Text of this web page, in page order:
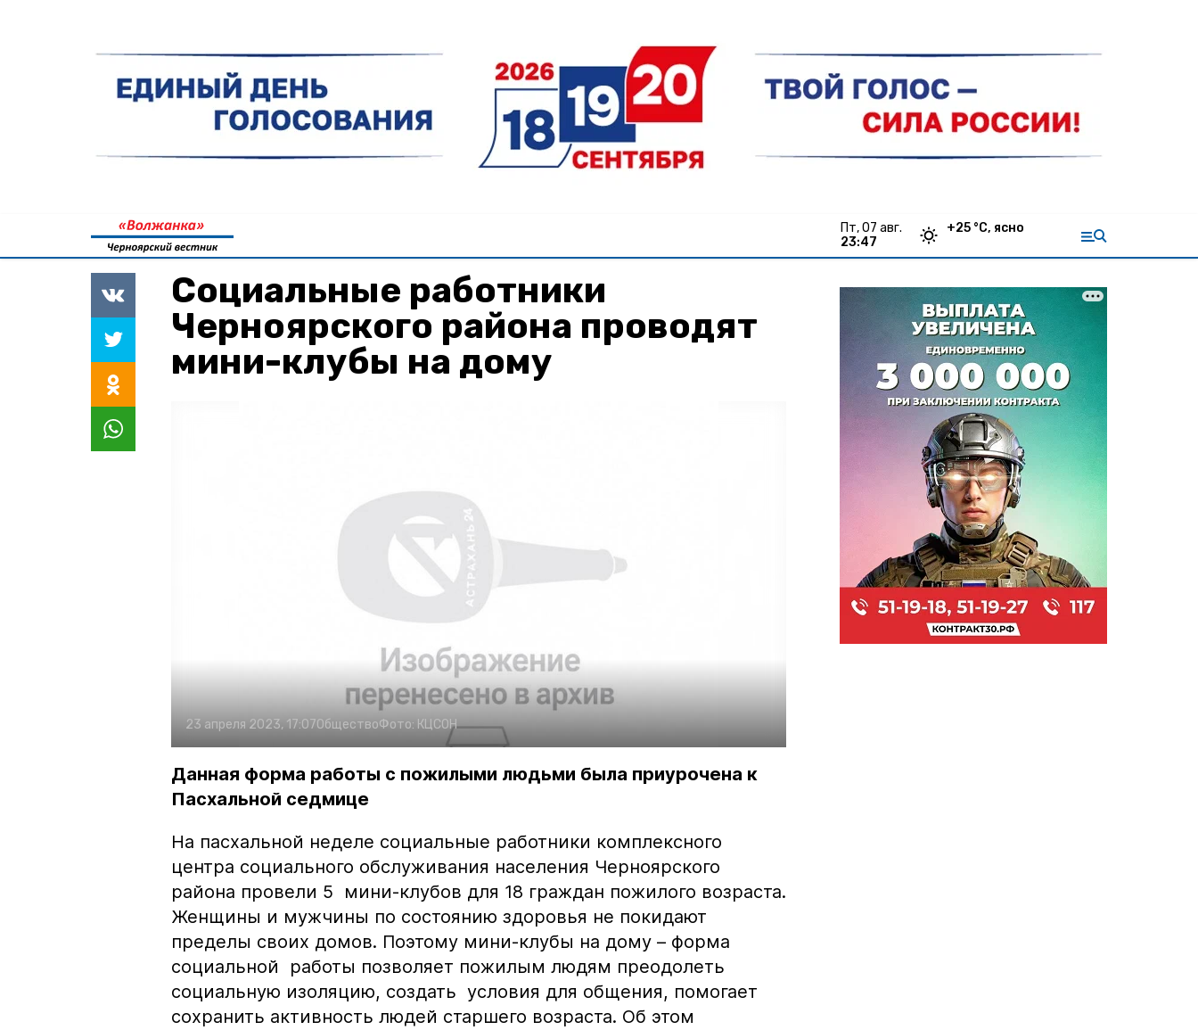
пт, 07 авг.
23:47
+25 °С, ясно
Социальные работники
Черноярского района проводят
мини-клубы на дому
23 апреля 2023, 17:07ОбществоФото: КЦСОН
Данная форма работы с пожилыми людьми была приурочена к
Пасхальной седмице
На пасхальной неделе социальные работники комплексного
центра социального обслуживания населения Черноярского
района провели 5 мини-клубов для 18 граждан пожилого возраста.
Женщины и мужчины по состоянию здоровья не покидают
пределы своих домов. Поэтому мини-клубы на дому – форма
социальной работы позволяет пожилым людям преодолеть
социальную изоляцию, создать условия для общения, помогает
сохранить активность людей старшего возраста. Об этом